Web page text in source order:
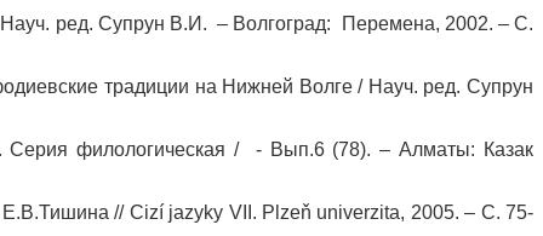
ред. Супрун В.И. – Волгоград: Перемена, 2002. – С.
традиции на Нижней Волге / Науч. ред. Супрун
Серия филологическая / - Вып.6 (78). – Алматы: Казак
// Cizí jazyky VII. Plzeň univerzita, 2005. – С. 75-